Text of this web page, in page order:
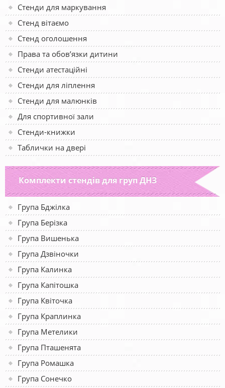
Стенди для маркування
Стенд вітаємо
Стенд оголошення
Права та обов’язки дитини
Стенди атестаційні
Стенди для ліплення
Стенди для малюнків
Для спортивної зали
Стенди-книжки
Таблички на двері
Комплекти стендів для груп ДНЗ
Група Бджілка
Група Берізка
Група Вишенька
Група Дзвіночки
Група Калинка
Група Капітошка
Група Квіточка
Група Краплинка
Група Метелики
Група Пташенята
Група Ромашка
Група Сонечко